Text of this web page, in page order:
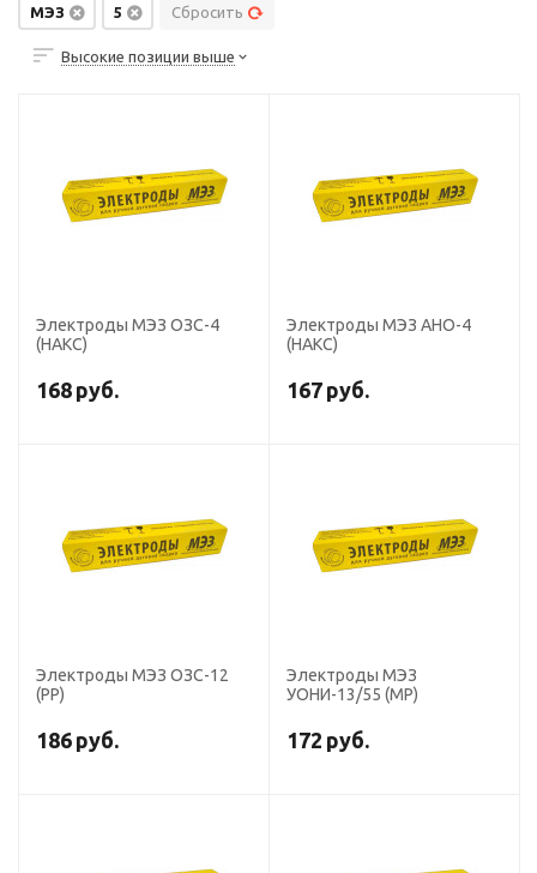
МЭЗ 5 Сбросить
Высокие позиции выше
Электроды МЭЗ ОЗС-4
(НАКС)
168 руб.
Электроды МЭЗ АНО-4
(НАКС)
167 руб.
Электроды МЭЗ ОЗС-12
(РР)
186 руб.
Электроды МЭЗ
УОНИ-13/55 (МР)
172 руб.